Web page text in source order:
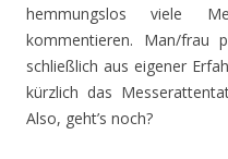
hemmungslos viele
kommentieren. Man/frau
schließlich aus eigener
kürzlich das
Also, geht’s noch?